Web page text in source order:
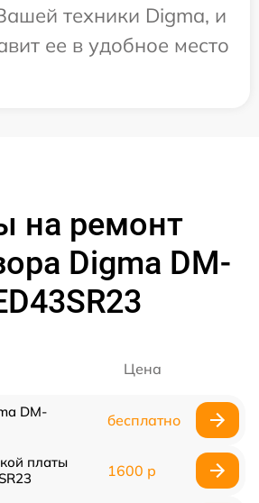
техники Digma, и
ее в удобное место
на ремонт
Digma DM-
Цена
DM-
бесплатно
платы
1600 р